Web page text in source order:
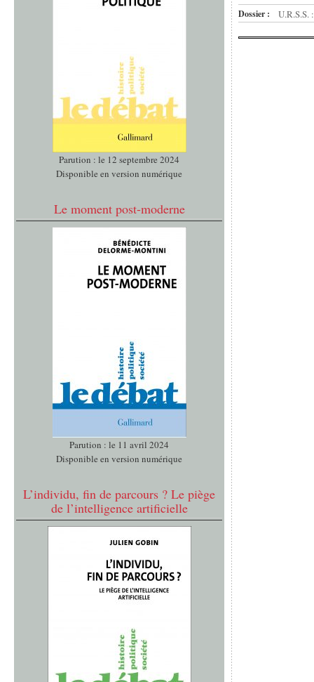
Parution : le 12 septembre 2024
Disponible en version numérique
Le moment post-moderne
Parution : le 11 avril 2024
Disponible en version numérique
L’individu, fin de parcours ? Le piège
de l’intelligence artificielle
Dossier :